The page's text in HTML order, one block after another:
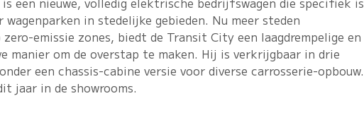
in stedelijke gebieden. Nu meer steden
emissie zones, biedt de Transit City een laagdrempelige en
manier om de overstap te maken. Hij is verkrijgbaar in drie
een chassis-cabine versie voor diverse carrosserie-opbouw.
jaar in de showrooms.